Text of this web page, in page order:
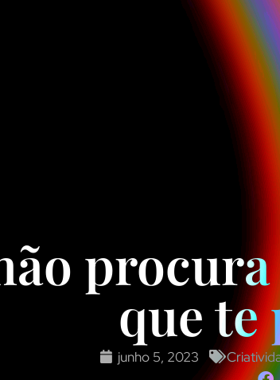
que
junho 5, 2023